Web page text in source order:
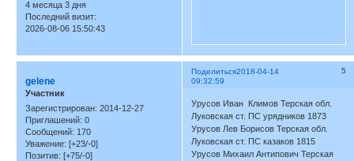
4 месяца 3 дня
Последний визит:
2026-08-06 15:50:43
Поделиться 5
2018-04-14
09:32:59
gelene
Участник
Зарегистрирован: 2014-12-27
Приглашений: 0
Сообщений: 170
Уважение: [+23/-0]
Позитив: [+75/-0]
Урусов Иван Климов Терская обл.
Луковская ст. ПС урядников 1873
Урусов Лев Борисов Терская обл.
Луковская ст. ПС казаков 1815
Урусов Михаил Антипович Терская